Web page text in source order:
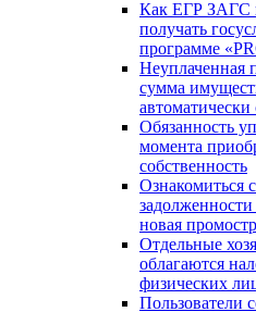
Как ЕГР ЗАГС
получать
программе
Неуплаченная
сумма
Обязанность
момента
собственность
Ознакомиться
новая
Отдельные
облагаются
физических
Пользователи